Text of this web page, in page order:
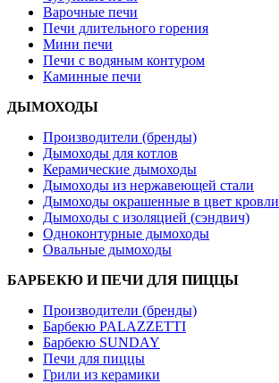
Варочные печи
Печи длительного горения
Мини печи
Печи с водяным контуром
Каминные печи
ДЫМОХОДЫ
Производители (бренды)
Дымоходы для котлов
Керамические дымоходы
Дымоходы из нержавеющей стали
Дымоходы окрашенные в цвет кровли
Дымоходы с изоляцией (сэндвич)
Одноконтурные дымоходы
Овальные дымоходы
БАРБЕКЮ И ПЕЧИ ДЛЯ ПИЦЦЫ
Производители (бренды)
Барбекю PALAZZETTI
Барбекю SUNDAY
Печи для пиццы
Грили из керамики